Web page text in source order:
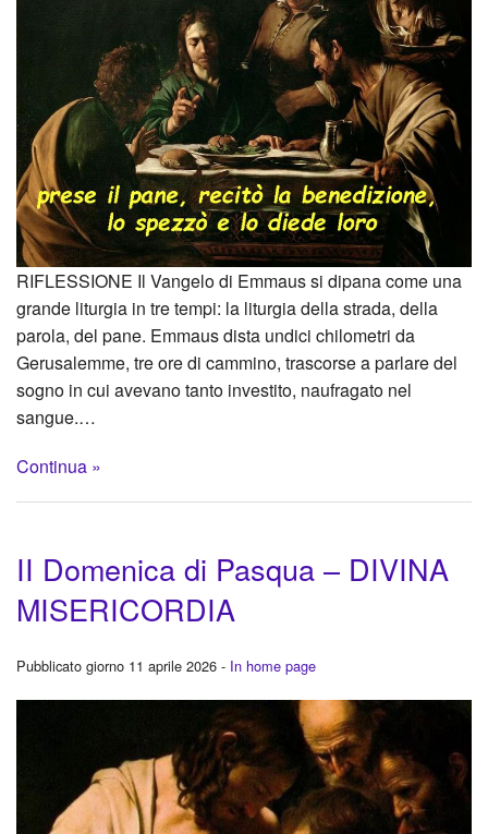
RIFLESSIONE Il Vangelo di Emmaus si dipana come una
grande liturgia in tre tempi: la liturgia della strada, della
parola, del pane. Emmaus dista undici chilometri da
Gerusalemme, tre ore di cammino, trascorse a parlare del
sogno in cui avevano tanto investito, naufragato nel
sangue.…
Continua »
II Domenica di Pasqua – DIVINA
MISERICORDIA
Pubblicato giorno 11 aprile 2026 - In home page